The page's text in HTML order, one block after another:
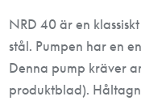
NRD 40 är en
stål. Pumpen har en
Denna pump kräver
produktblad).